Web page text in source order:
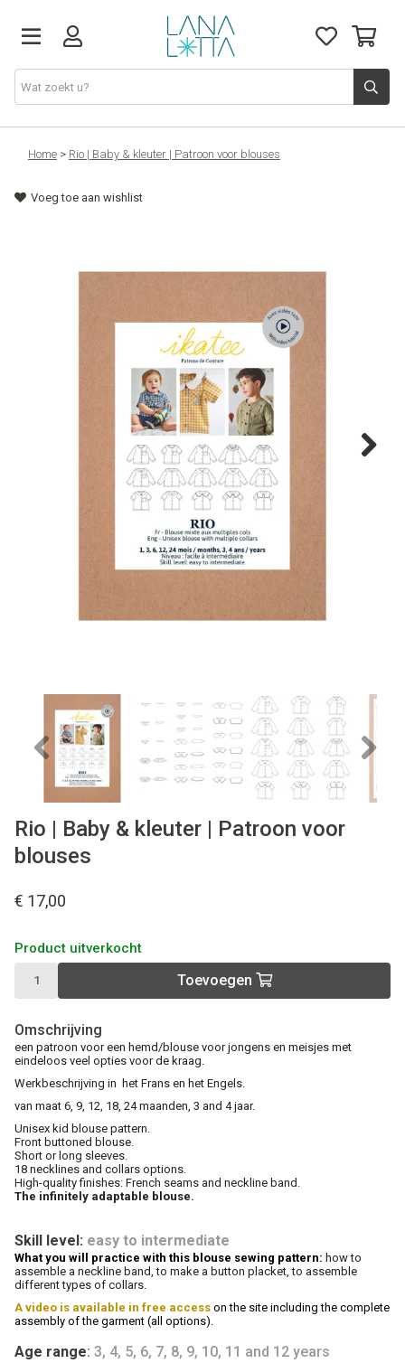
Stoffen
Fournituren
Home > Rio | Baby & kleuter | Patroon voor blouses
Voeg toe aan wishlist
Previous
Rio | Baby & kleuter | Patroon voor
blouses
€ 17,00
Product uitverkocht
Toevoegen
Omschrijving
een patroon voor een hemd/blouse voor jongens en meisjes met
eindeloos veel opties voor de kraag.
Werkbeschrijving in het Frans en het Engels.
van maat 6, 9, 12, 18, 24 maanden, 3 and 4 jaar.
Unisex kid blouse pattern.
Front buttoned blouse.
Short or long sleeves.
18 necklines and collars options.
High-quality finishes: French seams and neckline band.
The infinitely adaptable blouse.
Skill level: easy to intermediate
What you will practice with this blouse sewing pattern: how to
assemble a neckline band, to make a button placket, to assemble
different types of collars.
A video is available in free access on the site including the complete
assembly of the garment (all options).
Age range: 3, 4, 5, 6, 7, 8, 9, 10, 11 and 12 years